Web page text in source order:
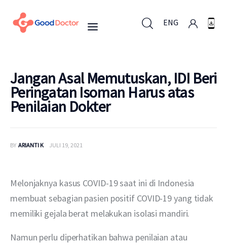
ENG
ENG
Untuk Bisnis
Berita
Layanan
Jangan Asal Memutuskan, IDI Beri
Peringatan Isoman Harus atas
Penilaian Dokter
BY ARIANTI K JULI 19, 2021
Melonjaknya kasus COVID-19 saat ini di Indonesia
membuat sebagian pasien positif COVID-19 yang tidak
memiliki gejala berat melakukan isolasi mandiri.
Namun perlu diperhatikan bahwa penilaian atau